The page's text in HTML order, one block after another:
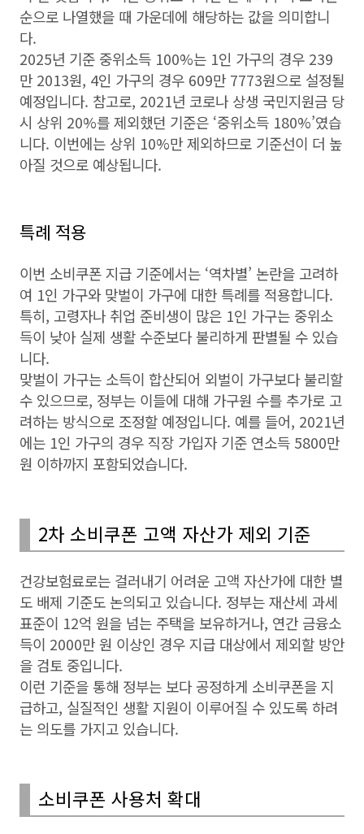
순으로 나열했을 때 가운데에 해당하는 값을 의미합니
다.
2025년 기준 중위소득 100%는 1인 가구의 경우 239
만 2013원, 4인 가구의 경우 609만 7773원으로 설정될
예정입니다. 참고로, 2021년 코로나 상생 국민지원금 당
시 상위 20%를 제외했던 기준은 ‘중위소득 180%’였습
니다. 이번에는 상위 10%만 제외하므로 기준선이 더 높
아질 것으로 예상됩니다.
특례 적용
이번 소비쿠폰 지급 기준에서는 ‘역차별’ 논란을 고려하
여 1인 가구와 맞벌이 가구에 대한 특례를 적용합니다.
특히, 고령자나 취업 준비생이 많은 1인 가구는 중위소
득이 낮아 실제 생활 수준보다 불리하게 판별될 수 있습
니다.
맞벌이 가구는 소득이 합산되어 외벌이 가구보다 불리할
수 있으므로, 정부는 이들에 대해 가구원 수를 추가로 고
려하는 방식으로 조정할 예정입니다. 예를 들어, 2021년
에는 1인 가구의 경우 직장 가입자 기준 연소득 5800만
원 이하까지 포함되었습니다.
2차 소비쿠폰 고액 자산가 제외 기준
건강보험료로는 걸러내기 어려운 고액 자산가에 대한 별
도 배제 기준도 논의되고 있습니다. 정부는 재산세 과세
표준이 12억 원을 넘는 주택을 보유하거나, 연간 금융소
득이 2000만 원 이상인 경우 지급 대상에서 제외할 방안
을 검토 중입니다.
이런 기준을 통해 정부는 보다 공정하게 소비쿠폰을 지
급하고, 실질적인 생활 지원이 이루어질 수 있도록 하려
는 의도를 가지고 있습니다.
소비쿠폰 사용처 확대